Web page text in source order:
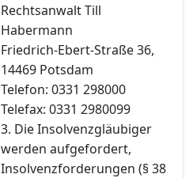
Rechtsanwalt Till
Habermann
Friedrich-Ebert-Straße 36,
14469 Potsdam
Telefon: 0331 298000
Telefax: 0331 2980099
3. Die Insolvenzgläubiger
werden aufgefordert,
Insolvenzforderungen (§ 38